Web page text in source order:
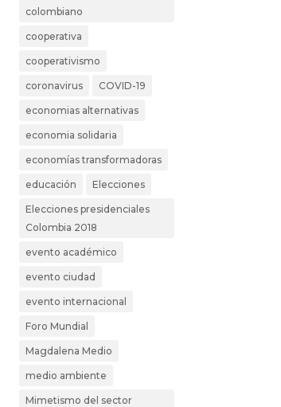
colombiano
cooperativa
cooperativismo
coronavirus COVID-19
economias alternativas
economia solidaria
economías transformadoras
educación Elecciones
Elecciones presidenciales
Colombia 2018
evento académico
evento ciudad
evento internacional
Foro Mundial
Magdalena Medio
medio ambiente
Mimetismo del sector